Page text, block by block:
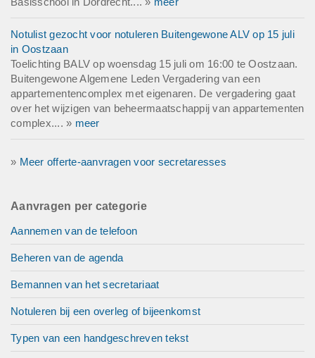
Notulist gezocht voor notuleren Buitengewone ALV op 15 juli
in Oostzaan
Toelichting BALV op woensdag 15 juli om 16:00 te Oostzaan.
Buitengewone Algemene Leden Vergadering van een
appartementencomplex met eigenaren. De vergadering gaat
over het wijzigen van beheermaatschappij van appartementen
complex.... » meer
» Meer offerte-aanvragen voor secretaresses
Aanvragen per categorie
Aannemen van de telefoon
Beheren van de agenda
Bemannen van het secretariaat
Notuleren bij een overleg of bijeenkomst
Typen van een handgeschreven tekst